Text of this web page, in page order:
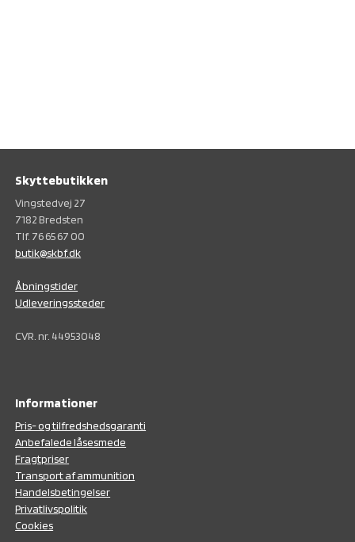
Skyttebutikken
Vingstedvej 27
7182 Bredsten
Tlf. 76 65 67 00
butik@skbf.dk
Åbningstider
Udleveringssteder
CVR. nr. 44953048
Informationer
Pris- og tilfredshedsgaranti
Anbefalede låsesmede
Fragtpriser
Transport af ammunition
Handelsbetingelser
Privatlivspolitik
Cookies